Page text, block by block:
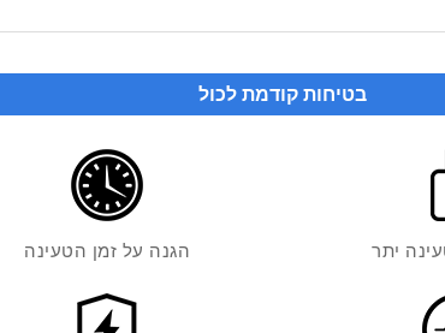
בטיחות קודמת לכול
יתר הגנה על זמן הטעינה